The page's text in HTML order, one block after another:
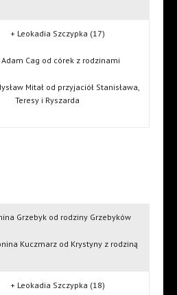
Leokadia Szczypka (17)
Cag od córek z rodzinami
Mitał od przyjaciół Stanisława,
Teresy i Ryszarda
Grzebyk od rodziny Grzebyków
Kuczmarz od Krystyny z rodziną
Leokadia Szczypka (18)